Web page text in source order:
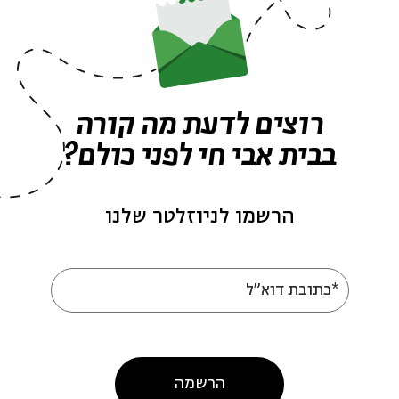
רוצים לדעת מה קורה
בבית אבי חי לפני כולם?
הרשמו לניוזלטר שלנו
*כתובת דוא"ל
הרשמה